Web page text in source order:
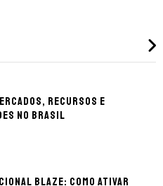
recursos e
no Brasil
Blaze: como ativar